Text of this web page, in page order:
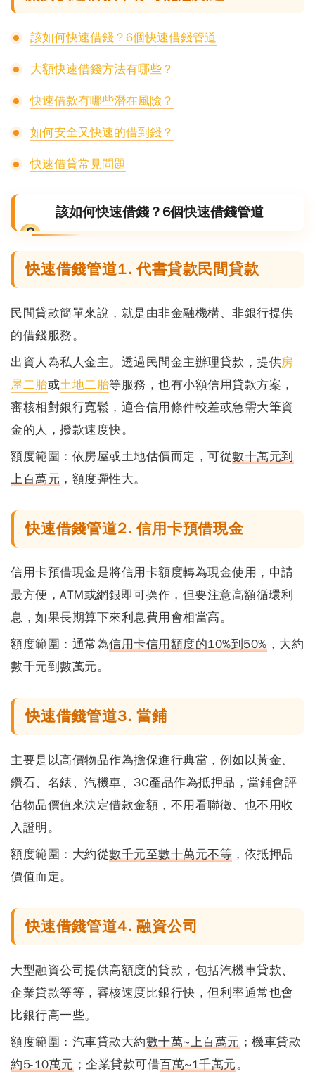
該如何快速借錢？6個快速借錢管道
大額快速借錢方法有哪些？
快速借款有哪些潛在風險？
如何安全又快速的借到錢？
快速借貸常見問題
該如何快速借錢？6個快速借錢管道
快速借錢管道1. 代書貸款民間貸款
民間貸款簡單來說，就是由非金融機構、非銀行提供
的借錢服務。
出資人為私人金主。透過民間金主辦理貸款，提供房
屋二胎或土地二胎等服務，也有小額信用貸款方案，
審核相對銀行寬鬆，適合信用條件較差或急需大筆資
金的人，撥款速度快。
額度範圍： 依房屋或土地估價而定，可從數十萬元到
上百萬元 ，額度彈性大。
快速借錢管道2. 信用卡預借現金
信用卡預借現金是將信用卡額度轉為現金使用，申請
最方便，ATM或網銀即可操作，但要注意高額循環利
息 ，如果長期算下來利息費用會相當高。
額度範圍： 通常為信用卡信用額度的10%到50% ，大約
數千元到數萬元。
快速借錢管道3. 當鋪
主要是以高價物品作為擔保進行典當，例如以黃金、
鑽石、名錶、汽機車、3C產品作為抵押品，當鋪會評
估物品價值來決定借款金額， 不用看聯徵、也不用收
入證明。
額度範圍： 大約從數千元至數十萬元不等 ，依抵押品
價值而定。
快速借錢管道4. 融資公司
大型融資公司提供高額度的貸款，包括汽機車貸款、
企業貸款等等， 審核速度比銀行快，但利率通常也會
比銀行高一些。
額度範圍： 汽車貸款大約數十萬~上百萬元 ；機車貸款
約5-10萬元 ；企業貸款可借百萬~1千萬元。